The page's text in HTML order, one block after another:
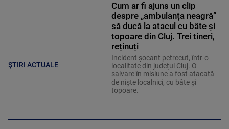
ȘTIRI ACTUALE
Cum ar fi ajuns un clip
despre „ambulanța neagră”
să ducă la atacul cu bâte și
topoare din Cluj. Trei tineri,
reținuți
Incident șocant petrecut, într-o
localitate din județul Cluj. O
salvare în misiune a fost atacată
de niște localnici, cu bâte și
topoare.